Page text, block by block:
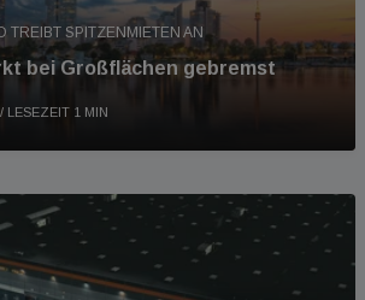
TREIBT SPITZENMIETEN AN
bei Großflächen gebremst
/ LESEZEIT 1 MIN